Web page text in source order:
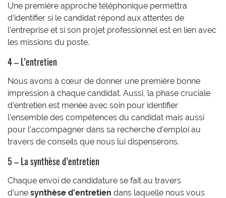
Une première approche téléphonique permettra
d’identifier si le candidat répond aux attentes de
l’entreprise et si son projet professionnel est en lien avec
les missions du poste.
4 – L’entretien
Nous avons à cœur de donner une première bonne
impression à chaque candidat. Aussi, la phase cruciale
d’entretien est menée avec soin pour identifier
l’ensemble des compétences du candidat mais aussi
pour l’accompagner dans sa recherche d’emploi au
travers de conseils que nous lui dispenserons.
5 – La synthèse d’entretien
Chaque envoi de candidature se fait au travers
d’une synthèse d’entretien dans laquelle nous vous